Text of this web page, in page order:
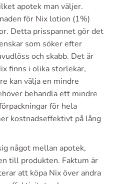
apotek man väljer.
för Nix lotion (1%)
Detta prisspannet gör det
som söker efter
och skabb. Det är
finns i olika storlekar,
kan välja en mindre
behandla ett mindre
för hela
kostnadseffektivt på lång
något mellan apotek,
till produkten. Faktum är
att köpa Nix över andra